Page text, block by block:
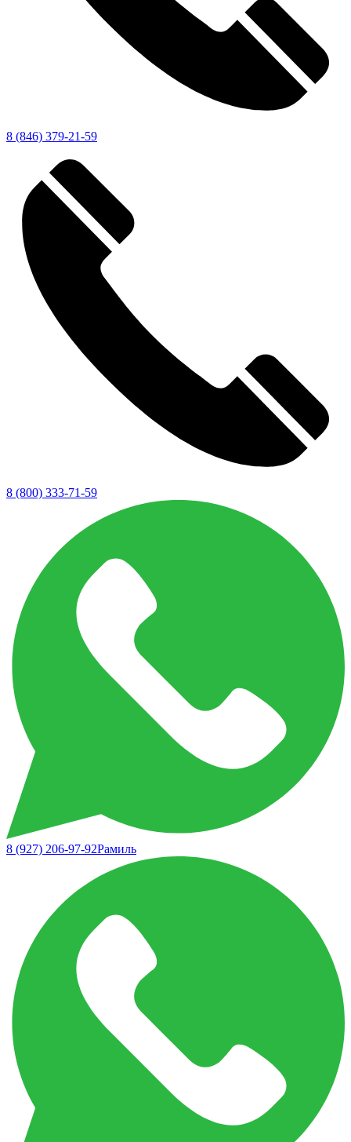
8 (846) 379-21-59
8 (800) 333-71-59
8 (927) 206-97-92Рамиль